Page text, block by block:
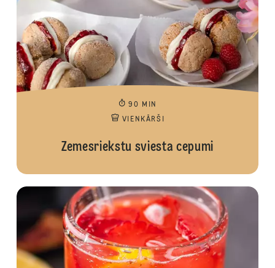
90 MIN
VIENKĀRŠI
Zemesriekstu sviesta cepumi